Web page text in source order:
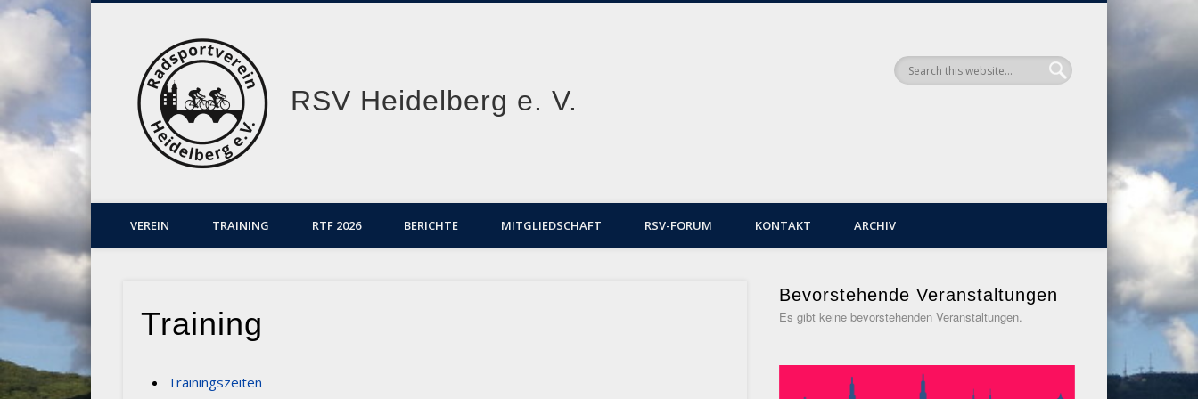
RSV Heidelberg e. V.
VEREIN TRAINING RTF 2026 BERICHTE MITGLIEDSCHAFT RSV-FORUM KONTAKT ARCHIV
Training
Trainingszeiten
Bevorstehende Veranstaltungen
Es gibt keine bevorstehenden Veranstaltungen.